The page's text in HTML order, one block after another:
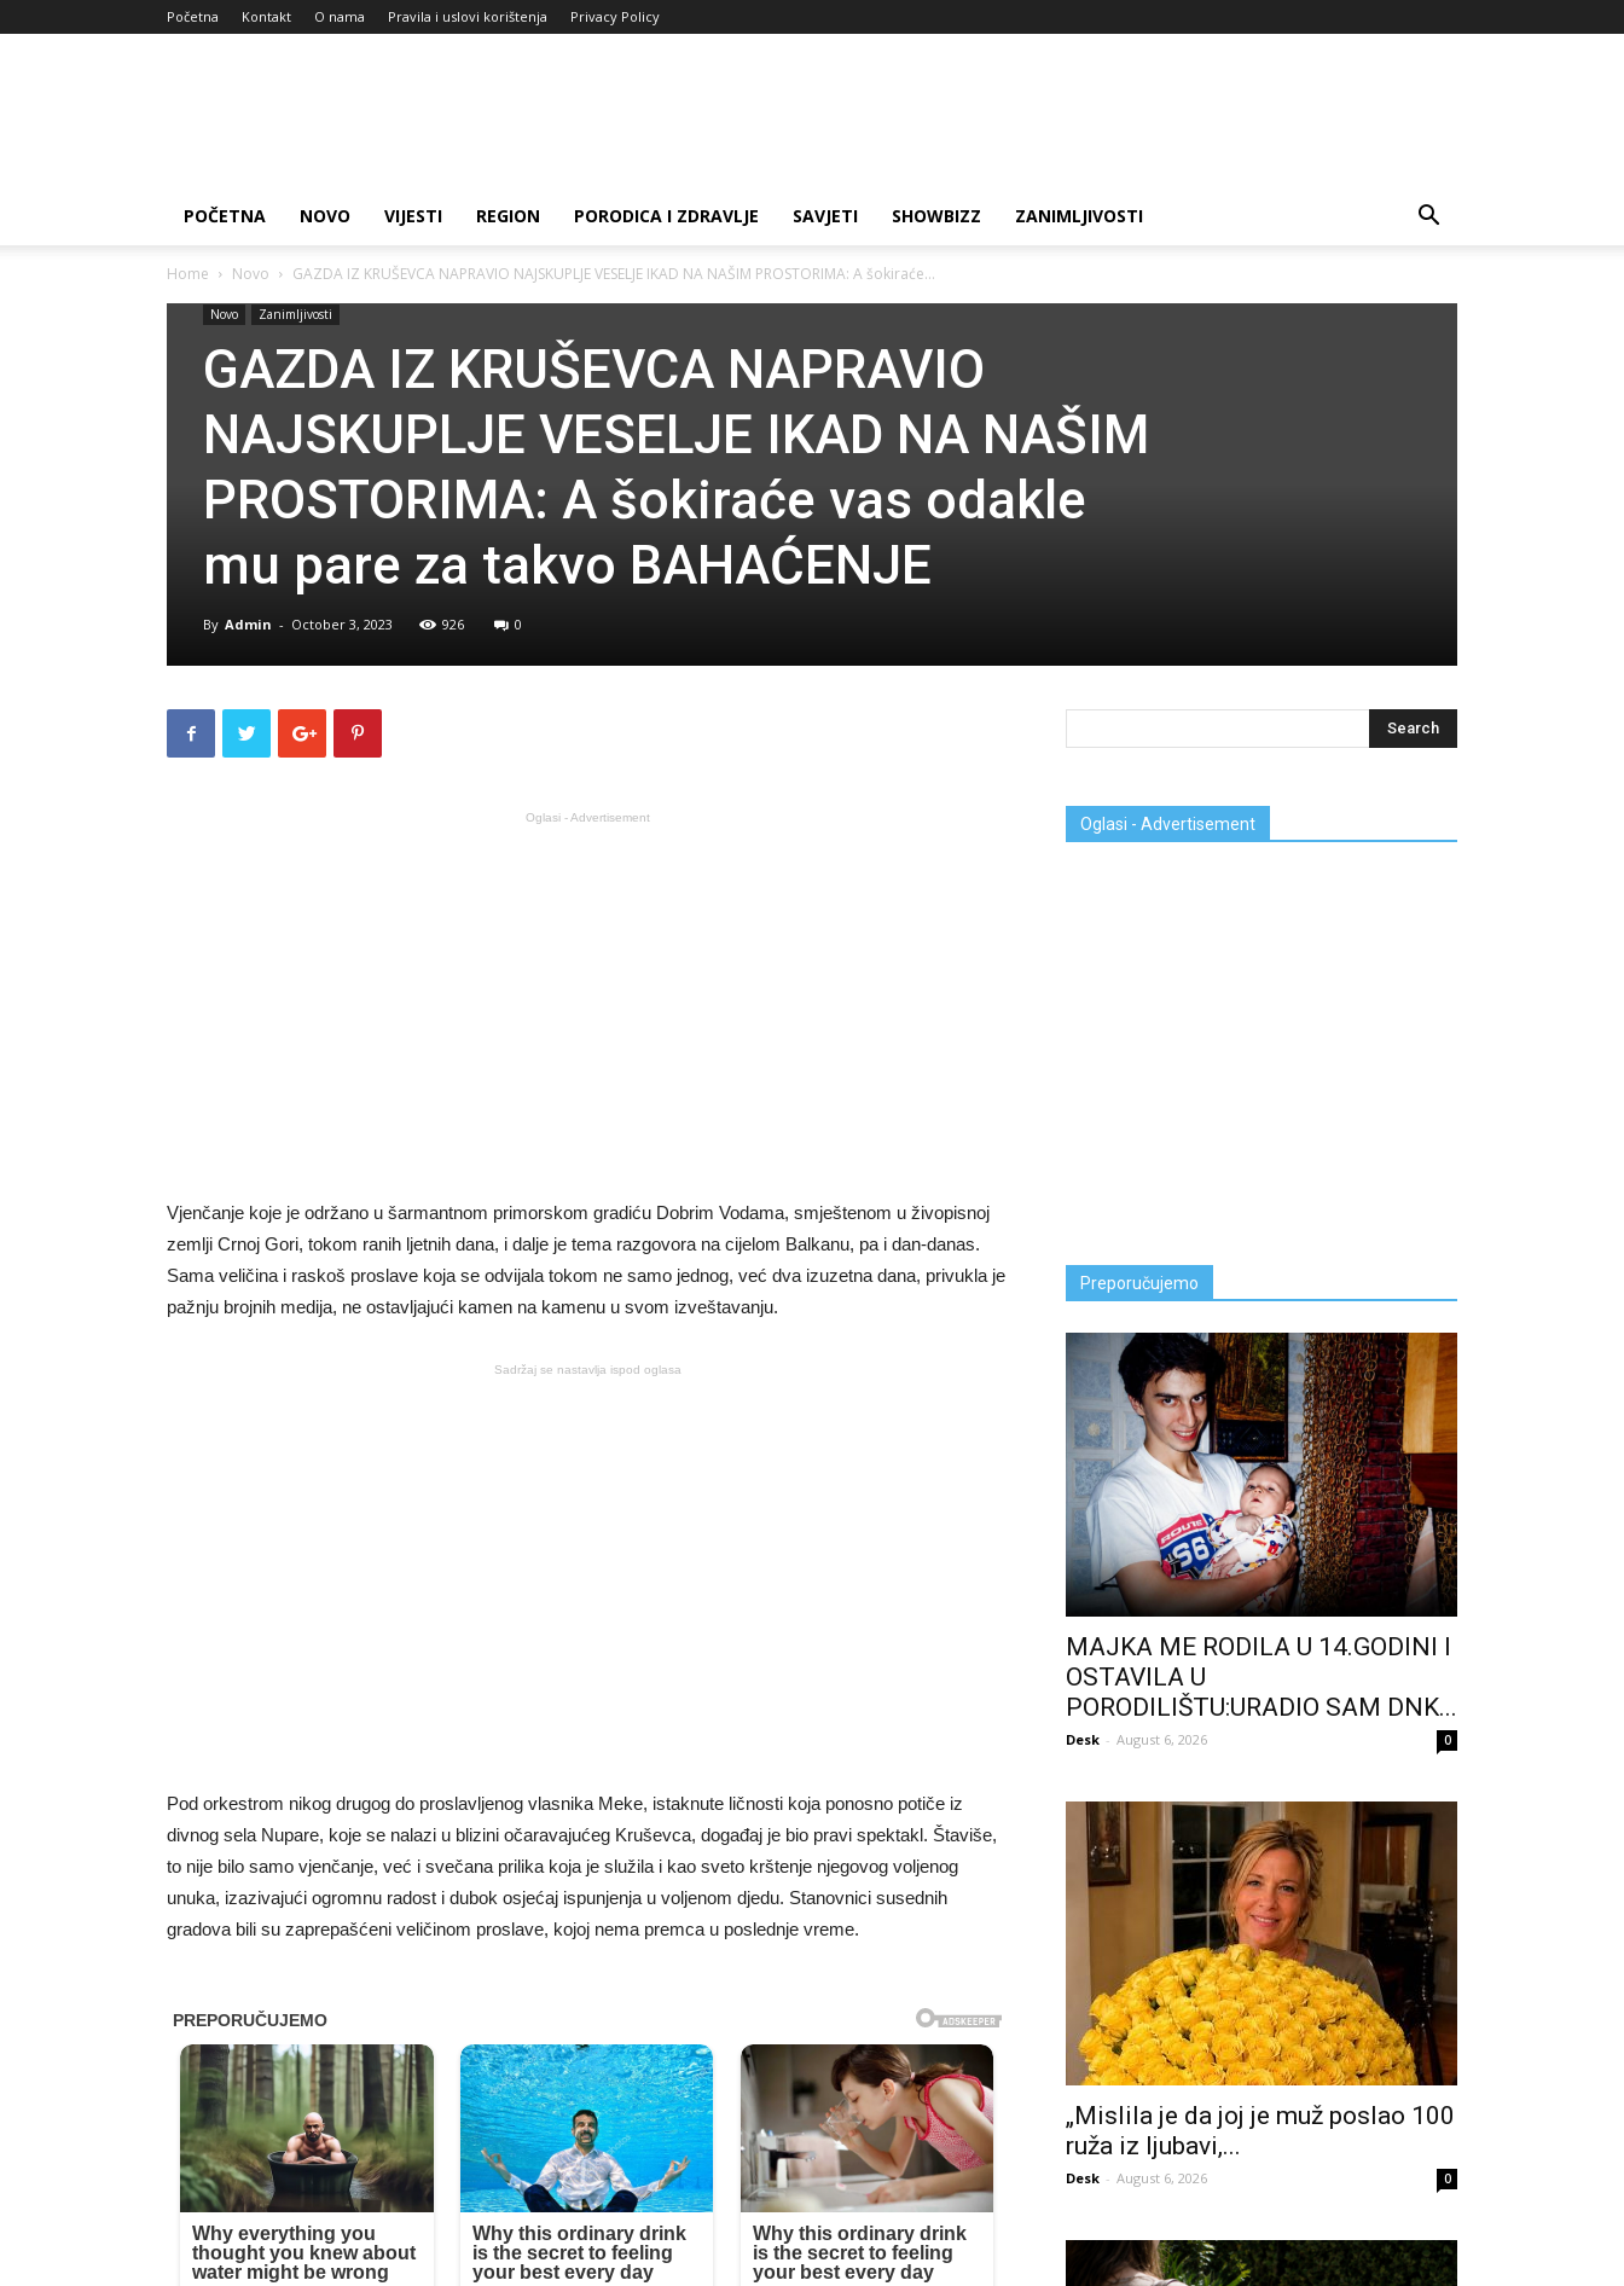
Početna Kontakt O nama Pravila i uslovi korištenja Privacy Policy
POČETNA NOVO VIJESTI REGION PORODICA I ZDRAVLJE SAVJETI SHOWBIZZ ZANIMLJIVOSTI
Home Novo GAZDA IZ KRUŠEVCA NAPRAVIO NAJSKUPLJE VESELJE IKAD NA NAŠIM PROSTORIMA: A šokiraće...
Novo Zanimljivosti
GAZDA IZ KRUŠEVCA NAPRAVIO
NAJSKUPLJE VESELJE IKAD NA NAŠIM
PROSTORIMA: A šokiraće vas odakle
mu pare za takvo BAHAĆENJE
By Admin - October 3, 2023 926 0
Oglasi - Advertisement
Vjenčanje koje je održano u šarmantnom primorskom gradiću Dobrim Vodama, smještenom u živopisnoj
zemlji Crnoj Gori, tokom ranih ljetnih dana, i dalje je tema razgovora na cijelom Balkanu, pa i dan-danas.
Sama veličina i raskoš proslave koja se odvijala tokom ne samo jednog, već dva izuzetna dana, privukla je
pažnju brojnih medija, ne ostavljajući kamen na kamenu u svom izveštavanju.
Sadržaj se nastavlja ispod oglasa
Pod orkestrom nikog drugog do proslavljenog vlasnika Meke, istaknute ličnosti koja ponosno potiče iz
divnog sela Nupare, koje se nalazi u blizini očaravajućeg Kruševca, događaj je bio pravi spektakl. Štaviše,
to nije bilo samo vjenčanje, već i svečana prilika koja je služila i kao sveto krštenje njegovog voljenog
unuka, izazivajući ogromnu radost i dubok osjećaj ispunjenja u voljenom djedu. Stanovnici susednih
gradova bili su zaprepašćeni veličinom proslave, kojoj nema premca u poslednje vreme.
Oglasi - Advertisement
Preporučujemo
MAJKA ME RODILA U 14.GODINI I
OSTAVILA U
PORODILIŠTU:URADIO SAM DNK...
Desk - August 6, 2026 0
„Mislila je da joj je muž poslao 100
ruža iz ljubavi,...
Desk - August 6, 2026 0